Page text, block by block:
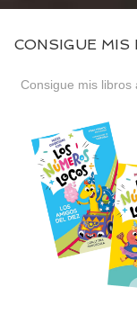
CONSIGUE MIS
Consigue mis